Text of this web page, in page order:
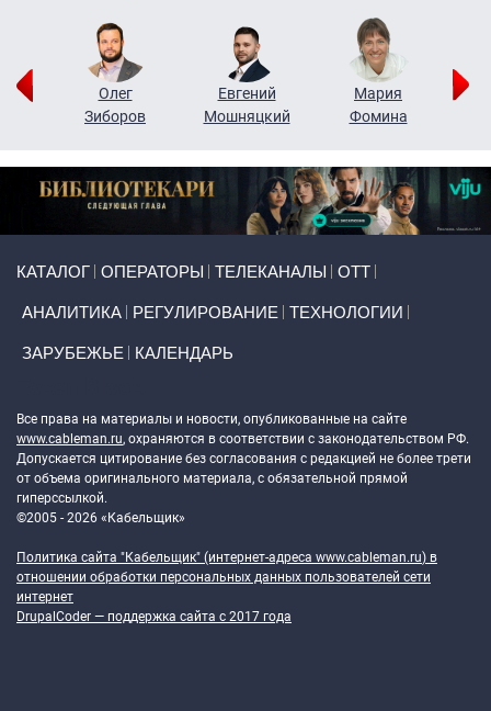
Олег
Зиборов
Евгений
Мошняцкий
Мария
Фомина
КАТАЛОГ ОПЕРАТОРЫ ТЕЛЕКАНАЛЫ ОТТ
АНАЛИТИКА РЕГУЛИРОВАНИЕ ТЕХНОЛОГИИ
ЗАРУБЕЖЬЕ КАЛЕНДАРЬ
Все права на материалы и новости, опубликованные на сайте
www.cableman.ru, охраняются в соответствии с законодательством РФ.
Допускается цитирование без согласования с редакцией не более трети
от объема оригинального материала, с обязательной прямой
гиперссылкой.
©2005 - 2026 «Кабельщик»
Политика сайта "Кабельщик" (интернет-адреса www.cableman.ru) в
отношении обработки персональных данных пользователей сети
интернет
DrupalCoder — поддержка сайта c 2017 года